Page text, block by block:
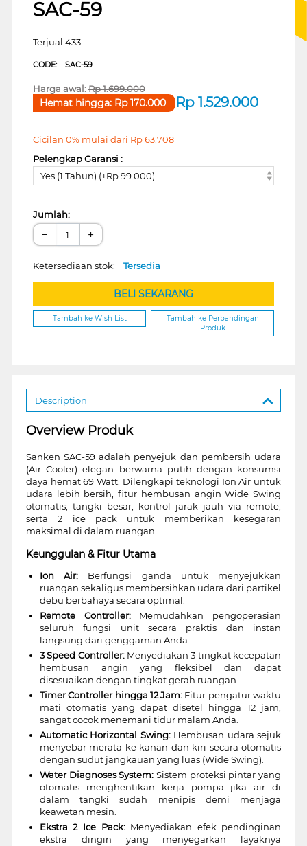
SAC-59
Terjual 433
CODE: SAC-59
Harga awal:Rp1.699.000
Rp 1.529.000
Hemat hingga: Rp170.000
Cicilan 0% mulai dari Rp63.708
Pelengkap Garansi :
Yes (1 Tahun) (+Rp 99.000)
Jumlah:
− +
Ketersediaan stok: Tersedia
BELI SEKARANG
Tambah ke Wish List
Tambah ke Perbandingan
Produk
Description
Overview Produk
Sanken SAC-59 adalah penyejuk dan pembersih udara
(Air Cooler) elegan berwarna putih dengan konsumsi
daya hemat 69 Watt. Dilengkapi teknologi Ion Air untuk
udara lebih bersih, fitur hembusan angin Wide Swing
otomatis, tangki besar, kontrol jarak jauh via remote,
serta 2 ice pack untuk memberikan kesegaran
maksimal di dalam ruangan.
Keunggulan & Fitur Utama
Ion Air: Berfungsi ganda untuk menyejukkan
ruangan sekaligus membersihkan udara dari partikel
debu berbahaya secara optimal.
Remote Controller:Memudahkan pengoperasian
seluruh fungsi unit secara praktis dan instan
langsung dari genggaman Anda.
3 Speed Controller:Menyediakan 3 tingkat kecepatan
hembusan angin yang fleksibel dan dapat
disesuaikan dengan tingkat gerah ruangan.
Timer Controller hingga 12 Jam: Fitur pengatur waktu
mati otomatis yang dapat disetel hingga 12 jam,
sangat cocok menemani tidur malam Anda.
Automatic Horizontal Swing:Hembusan udara sejuk
menyebar merata ke kanan dan kiri secara otomatis
dengan sudut jangkauan yang luas (Wide Swing).
Water Diagnoses System: Sistem proteksi pintar yang
otomatis menghentikan kerja pompa jika air di
dalam tangki sudah menipis demi menjaga
keawetan mesin.
Ekstra 2 Ice Pack:Menyediakan efek pendinginan
ekstra dingin yang menyegarkan layaknya